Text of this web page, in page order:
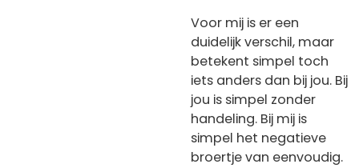
Voor mij is er een
duidelijk verschil, maar
betekent simpel toch
iets anders dan bij jou. Bij
jou is simpel zonder
handeling. Bij mij is
simpel het negatieve
broertje van eenvoudig.